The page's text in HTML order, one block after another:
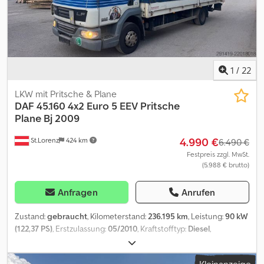
funktionieren TÜV bis 11/2026
1 / 22
St.Lorenz 424 km
LKW mit Pritsche & Plane
DAF 45.160 4x2 Euro 5 EEV Pritsche
Plane Bj 2009
4.990 €6.490 €
Festpreis zzgl. MwSt.
(5.988 € brutto)
Anfragen Anrufen
Zustand:gebraucht, Kilometerstand:236.195 km, Leistung:90 kW
(122,37 PS), Erstzulassung:05/2010, Kraftstofftyp: Diesel,
, Achsen-Konfiguration:
Farbe:Weiß, Getriebetyp:mechanisch, Emissionsklasse:Euro5,